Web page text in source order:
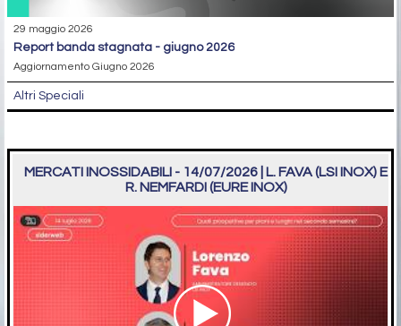
29 maggio 2026
report banda stagnata - giugno 2026
Aggiornamento Giugno 2026
Altri Speciali
MERCATI INOSSIDABILI - 14/07/2026 | L. FAVA (LSI INOX) E
R. NEMFARDI (EURE INOX)